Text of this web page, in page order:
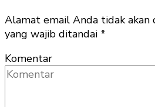
Alamat email Anda tidak akan
yang wajib ditandai *
Komentar